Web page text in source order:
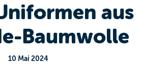
aus
Baumwolle
10 Mai 2024